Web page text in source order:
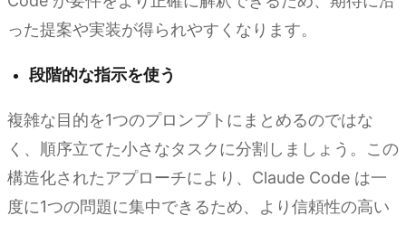
った提案や実装が得られやすくなります。
段階的な指示を使う
複雑な目的を1つのプロンプトにまとめるのではな
く、順序立てた小さなタスクに分割しましょう。この
構造化されたアプローチにより、Claude Code は一
度に1つの問題に集中できるため、より信頼性の高い